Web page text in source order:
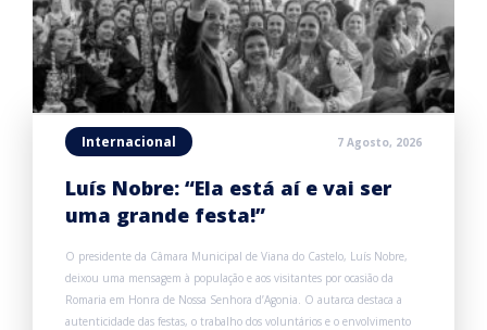
Internacional 7 Agosto, 2026
Luís Nobre: “Ela está aí e vai ser
uma grande festa!”
O presidente da Câmara Municipal de Viana do Castelo, Luís Nobre,
deixou uma mensagem à população e aos visitantes por ocasião da
Romaria em Honra de Nossa Senhora d’Agonia. O autarca destaca a
autenticidade das festas, o trabalho dos voluntários e o envolvimento